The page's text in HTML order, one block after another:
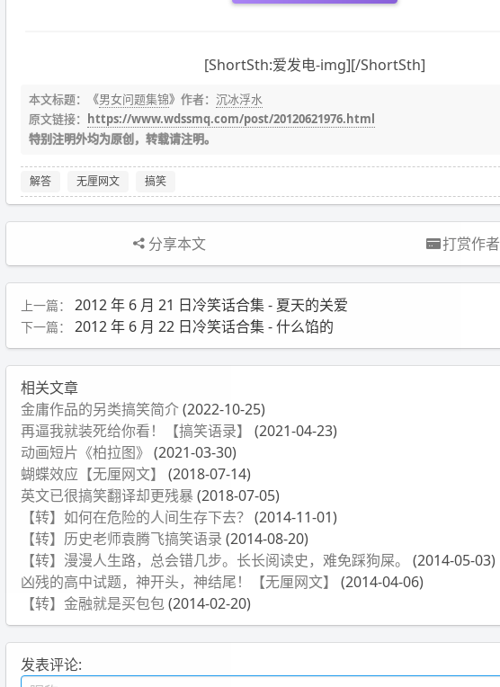
[ShortSth:爱发电-img][/ShortSth]
本文标题：《男女问题集锦》作者： 沉冰浮水
原文链接： https://www.wdssmq.com/post/20120621976.html
特别注明外均为原创，转载请注明。
解答 无厘网文 搞笑
分享本文 打赏作者
上一篇： 2012 年 6 月 21 日冷笑话合集 - 夏天的关爱
下一篇： 2012 年 6 月 22 日冷笑话合集 - 什么馅的
相关文章
金庸作品的另类搞笑简介(2022-10-25)
再逼我就装死给你看！【搞笑语录】
(2021-04-23)
动画短片《柏拉图》 (2021-03-30)
蝴蝶效应【无厘网文】
(2018-07-14)
英文已很搞笑翻译却更残暴 (2018-07-05)
【转】如何在危险的人间生存下去？ (2014-11-01)
【转】历史老师袁腾飞搞笑语录 (2014-08-20)
【转】漫漫人生路，总会错几步。长长阅读史，难免踩狗屎。
(2014-05-03)
凶残的高中试题，神开头，神结尾！【无厘网文】
(2014-04-06)
【转】金融就是买包包(2014-02-20)
发表评论: